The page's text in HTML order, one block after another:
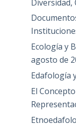
Diversidad,
Ecología y
agosto de
Edafología
El